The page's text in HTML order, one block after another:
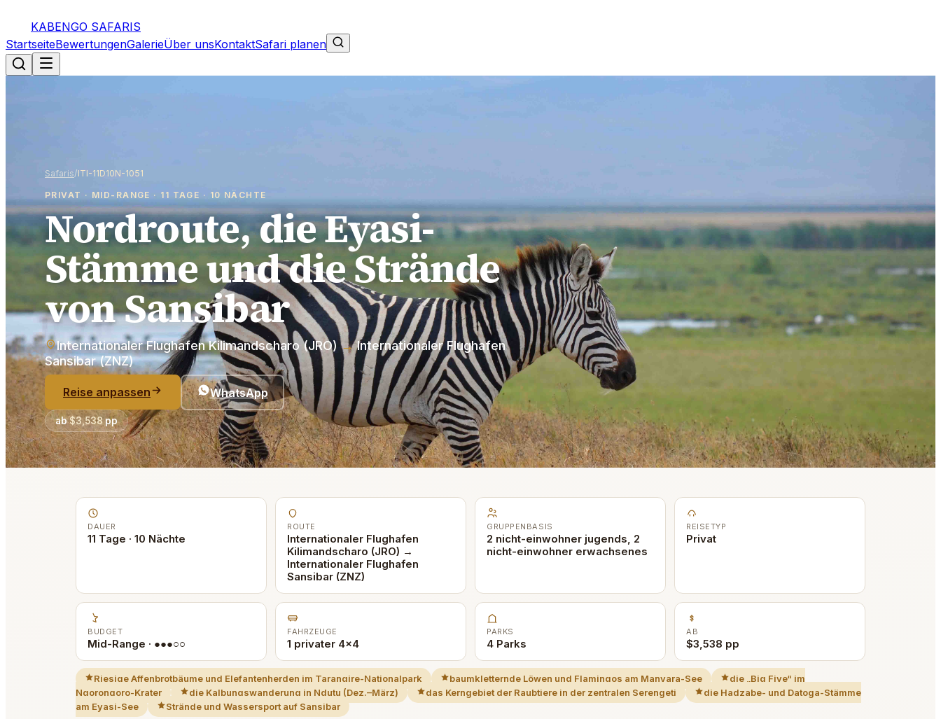
KABENGO SAFARIS
StartseiteBewertungenGalerieÜber unsKontaktSafari planen
Safaris/ITI-11D10N-1051
PRIVAT · MID-RANGE · 11 TAGE · 10 NÄCHTE
Nordroute, die Eyasi-
Stämme und die Strände
von Sansibar
Internationaler Flughafen Kilimandscharo (JRO) → Internationaler Flughafen
Sansibar (ZNZ)
Reise anpassen WhatsApp
ab$3,538pp
DAUER
11 Tage · 10 Nächte
ROUTE
Internationaler Flughafen
Kilimandscharo (JRO) →
Internationaler Flughafen
Sansibar (ZNZ)
GRUPPENBASIS
2 nicht-einwohner jugends, 2
nicht-einwohner erwachsenes
REISETYP
Privat
BUDGET
Mid-Range · ●●●○○
FAHRZEUGE
1 privater 4x4
PARKS
4 Parks
AB
$3,538 pp
Riesige Affenbrotbäume und Elefantenherden im Tarangire-Nationalpark baumkletternde Löwen und Flamingos am Manyara-See
die „Big Five“ im
Ngorongoro-Krater
die Kalbungswanderung in Ndutu (Dez.–März) das Kerngebiet der Raubtiere in der zentralen Serengeti
die Hadzabe- und Datoga-Stämme
am Eyasi-See
Strände und Wassersport auf Sansibar